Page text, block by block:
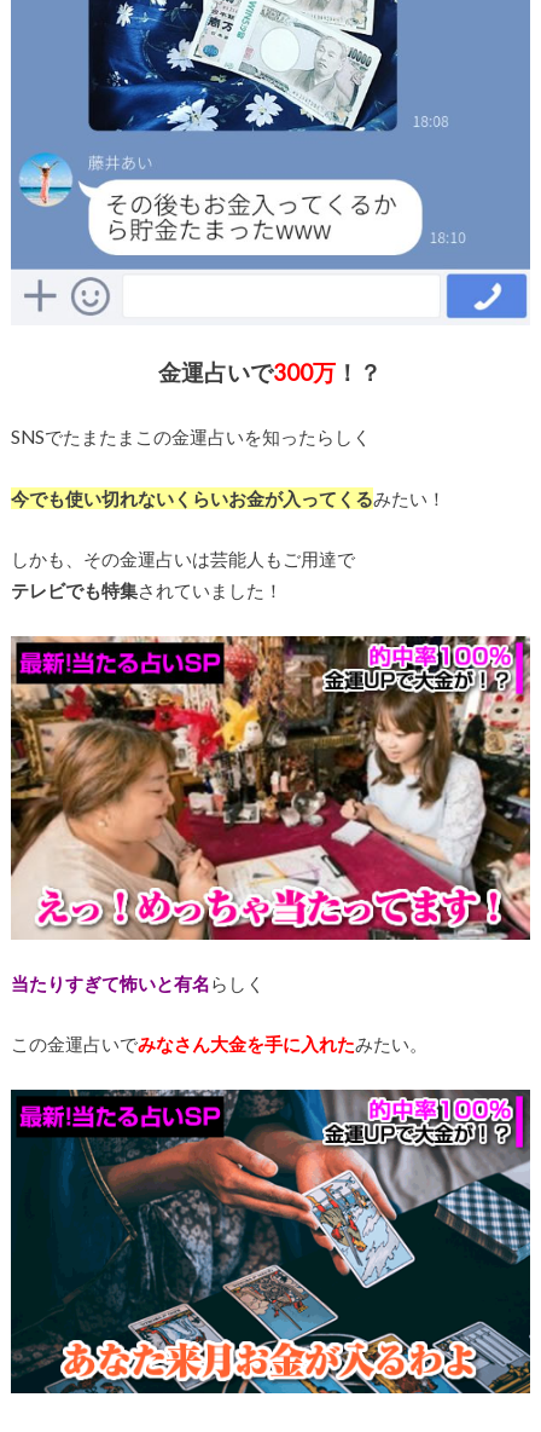
金運占いで300万 ！？
SNSでたまたまこの金運占いを知ったらしく
今でも使い切れないくらいお金が入ってくるみたい！
しかも、その金運占いは芸能人もご用達で
テレビでも特集されていました！
当たりすぎて怖いと有名らしく
この金運占いでみなさん大金を手に入れたみたい。